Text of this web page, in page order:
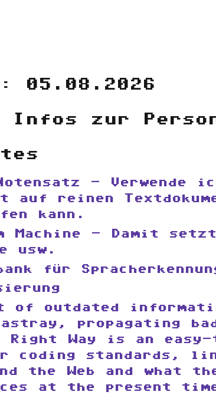
05.08.2026
Infos zur
- Verwende
auf reinen
kann.
Machine - Damit
usw.
für
of outdated
astray, propagating
Right Way is an
coding standards,
the Web and what
at the present